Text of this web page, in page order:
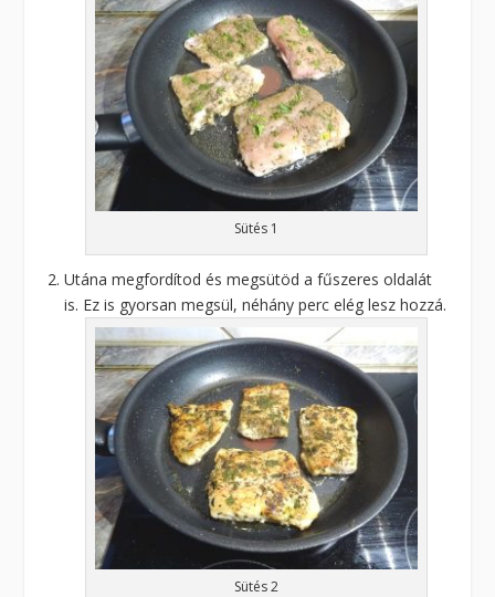
Sütés 1
Utána megfordítod és megsütöd a fűszeres oldalát
is. Ez is gyorsan megsül, néhány perc elég lesz hozzá.
Sütés 2